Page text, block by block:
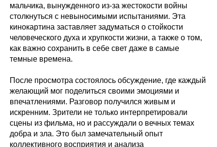
мальчика, вынужденного из-за жестокости войны
столкнуться с невыносимыми испытаниями. Эта
кинокартина заставляет задуматься о стойкости
человеческого духа и хрупкости жизни, а также о том,
как важно сохранить в себе свет даже в самые
темные времена.
После просмотра состоялось обсуждение, где каждый
желающий мог поделиться своими эмоциями и
впечатлениями. Разговор получился живым и
искренним. Зрители не только интерпретировали
сцены из фильма, но и рассуждали о вечных темах
добра и зла. Это был замечательный опыт
коллективного восприятия и анализа